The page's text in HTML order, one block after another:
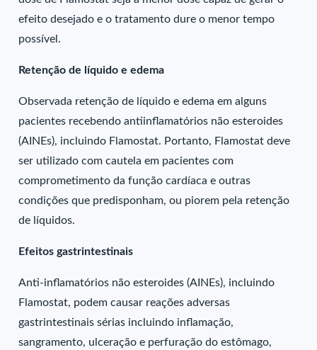
efeito desejado e o tratamento dure o menor tempo
possível.
Retenção de líquido e edema
Observada retenção de líquido e edema em alguns
pacientes recebendo antiinflamatórios não esteroides
(AINEs), incluindo Flamostat. Portanto, Flamostat deve
ser utilizado com cautela em pacientes com
comprometimento da função cardíaca e outras
condições que predisponham, ou piorem pela retenção
de líquidos.
Efeitos gastrintestinais
Anti-inflamatórios não esteroides (AINEs), incluindo
Flamostat, podem causar reações adversas
gastrintestinais sérias incluindo inflamação,
sangramento, ulceração e perfuração do estômago,